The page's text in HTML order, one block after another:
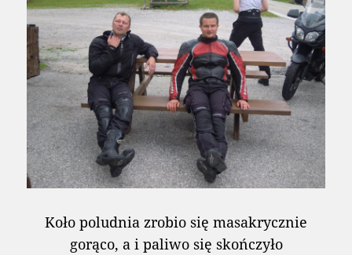
Koło poludnia zrobio się masakrycznie
gorąco, a i paliwo się skończyło